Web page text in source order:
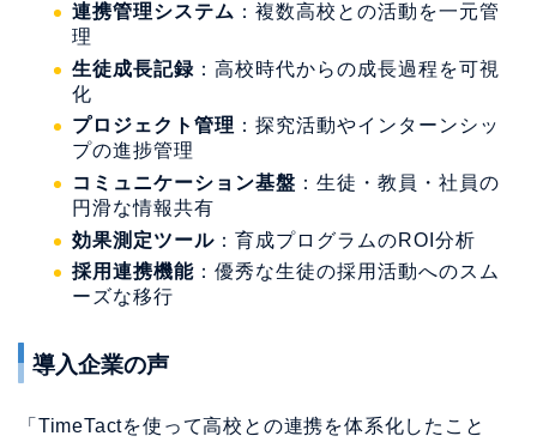
連携管理システム ：複数高校との活動を一元管
理
生徒成長記録 ：高校時代からの成長過程を可視
化
プロジェクト管理 ：探究活動やインターンシッ
プの進捗管理
コミュニケーション基盤 ：生徒・教員・社員の
円滑な情報共有
効果測定ツール ：育成プログラムのROI分析
採用連携機能 ：優秀な生徒の採用活動へのスム
ーズな移行
導入企業の声
「TimeTactを使って高校との連携を体系化したこと